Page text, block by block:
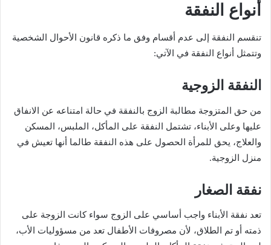
أنواع النفقة
تنقسم النفقة إلى عدم أقسام وفق ما ذكره قانون الأحوال الشخصية
وتتمثل أنواع النفقة في الآتي:
النفقة الزوجية
من حق المتزوجة مطالبة الزوج بالنفقة في حالة امتناعه عن الانفاق
عليها وعلى الأبناء، تشتمل النفقة على المأكل، الملبس، المسكن
والعلاج، يحق للمرأة الحصول على هذه النفقة طالما أنها تعيش في
منزل الزوجية.
نفقة الصغار
تعد نفقة الأبناء واجب أساسي على الزوج سواء كانت الزوجة على
ذمته أو تم الطلاق، لأن مصروفات الأطفال تعد من مسؤوليات الأب،